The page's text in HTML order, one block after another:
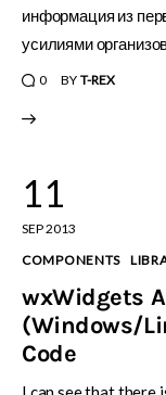
информация из
усилиями
0 BY T-REX
11
SEP 2013
COMPONENTS
wxWidgets
(Windows/
Code